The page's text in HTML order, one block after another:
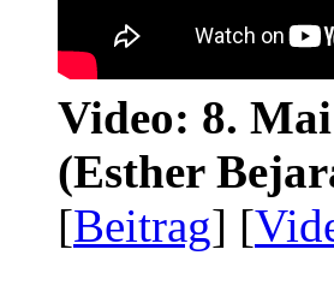
Video: 8.
(Esther
[Beitrag] [